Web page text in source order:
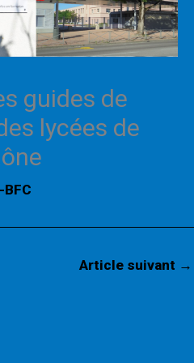
guides de
lycées de
BFC
Article suivant →